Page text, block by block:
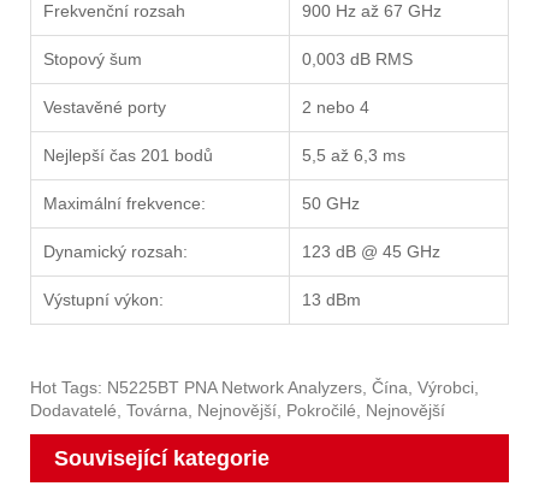
Frekvenční rozsah 900 Hz až 67 GHz
Stopový šum 0,003 dB RMS
Vestavěné porty 2 nebo 4
Nejlepší čas 201 bodů 5,5 až 6,3 ms
Maximální frekvence: 50 GHz
Dynamický rozsah: 123 dB @ 45 GHz
Výstupní výkon: 13 dBm
Hot Tags: N5225BT PNA Network Analyzers, Čína, Výrobci,
Dodavatelé, Továrna, Nejnovější, Pokročilé, Nejnovější
Související kategorie